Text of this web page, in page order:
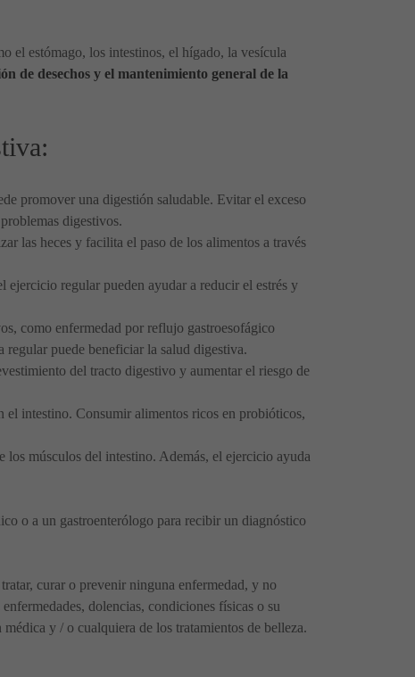
el estómago, los intestinos, el hígado, la vesícula
de desechos y el mantenimiento general de la
promover una digestión saludable. Evitar el exceso
digestivos.
las heces y facilita el paso de los alimentos a través
ejercicio regular pueden ayudar a reducir el estrés y
como enfermedad por reflujo gastroesofágico
puede beneficiar la salud digestiva.
del tracto digestivo y aumentar el riesgo de
el intestino. Consumir alimentos ricos en probióticos,
músculos del intestino. Además, el ejercicio ayuda
o a un gastroenterólogo para recibir un diagnóstico
curar o prevenir ninguna enfermedad, y no
dolencias, condiciones físicas o su
y / o cualquiera de los tratamientos de belleza.